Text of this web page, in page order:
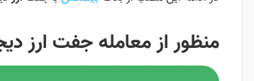
منظور از معامله جفت ارز